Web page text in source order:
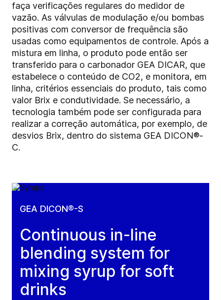
faça verificações regulares do medidor de
vazão. As válvulas de modulação e/ou bombas
positivas com conversor de frequência são
usadas como equipamentos de controle. Após a
mistura em linha, o produto pode então ser
transferido para o carbonador GEA DICAR, que
estabelece o conteúdo de CO2, e monitora, em
linha, critérios essenciais do produto, tais como
valor Brix e condutividade. Se necessário, a
tecnologia também pode ser configurada para
realizar a correção automática, por exemplo, de
desvios Brix, dentro do sistema GEA DICON®-
C.
GEA DICON®-S
Continuous in-line
blending system for
mixing syrup for soft
drinks